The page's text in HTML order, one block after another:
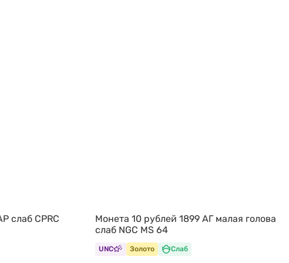
слаб CPRC
Монета 10 рублей 1899 АГ малая голова
слаб NGC MS 64
UNC Золото Слаб